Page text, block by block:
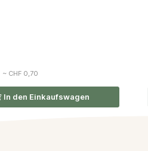
~ CHF 0,70
In den Einkaufswagen